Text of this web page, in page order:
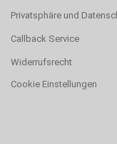
Privatsphäre und
Callback Service
Widerrufsrecht
Cookie Einstellungen